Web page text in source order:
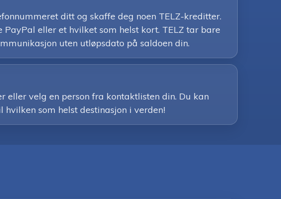
ditt og skaffe deg noen TELZ-kreditter.
eller et hvilket som helst kort. TELZ tar bare
uten utløpsdato på saldoen din.
eller velg en person fra kontaktlisten din. Du kan
som helst destinasjon i verden!